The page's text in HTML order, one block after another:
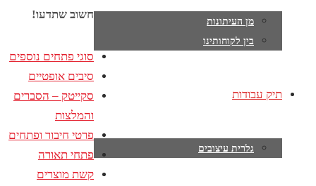
מן העיתונות
בין לקוחותינו
תיק עבודות
גלרית עיצובים
חשוב שתדעו!
סוגי פתחים נוספים
סיבים אופטיים
סקייטק – הסברים
והמלצות
פרטי חיבור ופתחים
פתחי תאורה
קשת מוצרים